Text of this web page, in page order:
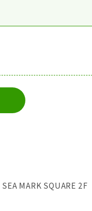
MARK SQUARE 2F